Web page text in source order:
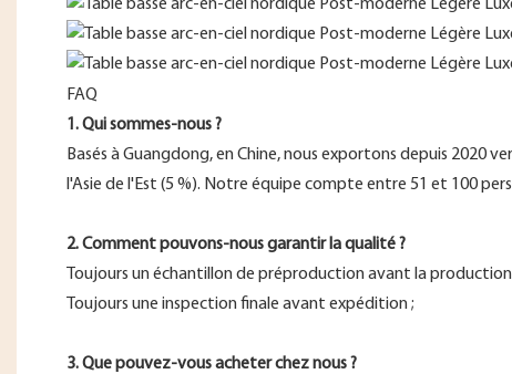
FAQ
1. Qui sommes-nous ?
Basés à Guangdong, en Chine, nous exportons depuis 2020
l'Asie de l'Est (5 %). Notre équipe compte entre 51 et 100
2. Comment pouvons-nous garantir la qualité ?
Toujours un échantillon de préproduction avant la production
Toujours une inspection finale avant expédition ;
3. Que pouvez-vous acheter chez nous ?